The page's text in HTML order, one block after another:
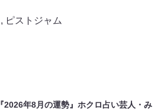
, ピストジャム
『2026年8月の運勢』ホクロ占い芸人・み